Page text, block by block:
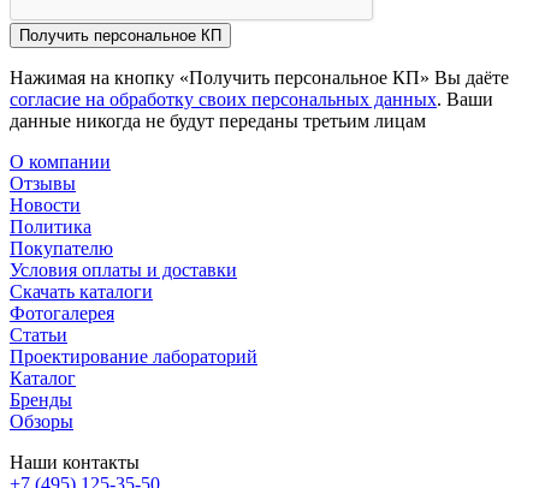
Получить персональное КП
Нажимая на кнопку «Получить персональное КП» Вы даёте
согласие на обработку своих персональных данных. Ваши
данные никогда не будут переданы третьим лицам
О компании
Отзывы
Новости
Политика
Покупателю
Условия оплаты и доставки
Скачать каталоги
Фотогалерея
Статьи
Проектирование лабораторий
Каталог
Бренды
Обзоры
Наши контакты